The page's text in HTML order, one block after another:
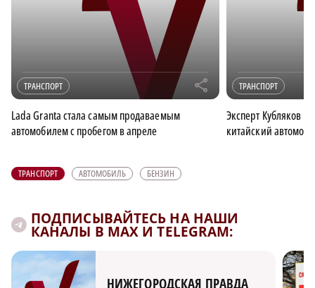
ТРАНСПОРТ r
Lada Granta стала самым продаваемым
автомобилем с пробегом в апреле
ТРАНСПОРТ
Эксперт Кубляков
китайский
ТРАНСПОРТ АВТОМОБИЛЬ БЕНЗИН
ПОДПИСЫВАЙТЕСЬ НА НАШИ
КАНАЛЫ В MAX И TELEGRAM:
НИЖЕГОРОДСКАЯ ПРАВДА